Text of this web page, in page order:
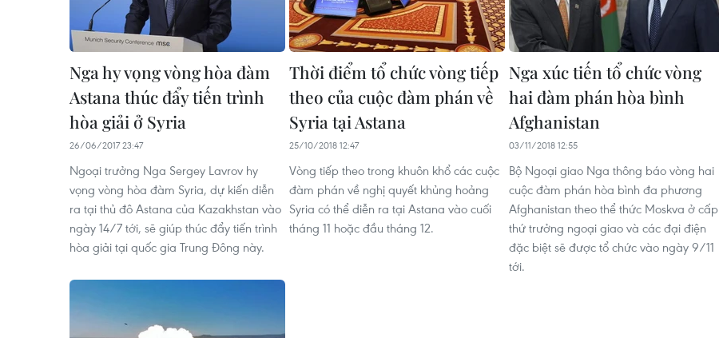
Nga hy vọng vòng hòa đàm
Astana thúc đẩy tiến trình
hòa giải ở Syria
26/06/2017 23:47
Ngoại trưởng Nga Sergey Lavrov hy
vọng vòng hòa đàm Syria, dự kiến diễn
ra tại thủ đô Astana của Kazakhstan vào
ngày 14/7 tới, sẽ giúp thúc đẩy tiến trình
hòa giải tại quốc gia Trung Đông này.
Thời điểm tổ chức vòng tiếp
theo của cuộc đàm phán về
Syria tại Astana
25/10/2018 12:47
Vòng tiếp theo trong khuôn khổ các cuộc
đàm phán về nghị quyết khủng hoảng
Syria có thể diễn ra tại Astana vào cuối
tháng 11 hoặc đầu tháng 12.
Nga xúc tiến tổ chức vòng
hai đàm phán hòa bình
Afghanistan
03/11/2018 12:55
Bộ Ngoại giao Nga thông báo vòng hai
cuộc đàm phán hòa bình đa phương
Afghanistan theo thể thức Moskva ở cấp
thứ trưởng ngoại giao và các đại điện
đặc biệt sẽ được tổ chức vào ngày 9/11
tới.